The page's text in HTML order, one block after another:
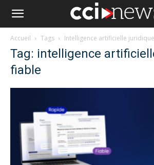
Accueil Tags Intelligence artificielle
Tag: intelligence
fiable